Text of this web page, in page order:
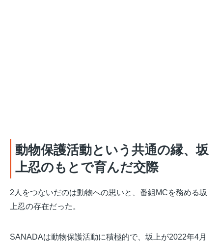
動物保護活動という共通の縁、坂
上忍のもとで育んだ交際
2人をつないだのは動物への思いと、番組MCを務める坂
上忍の存在だった。
SANADAは動物保護活動に積極的で、坂上が2022年4月